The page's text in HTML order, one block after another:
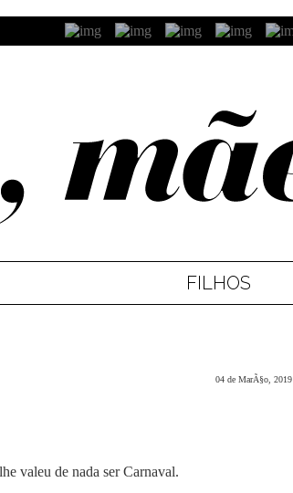
FILHOS
04 de MarÃ§o, 2019
valeu de nada ser Carnaval.